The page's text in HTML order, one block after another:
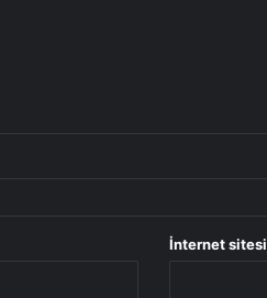
İnternet sitesi